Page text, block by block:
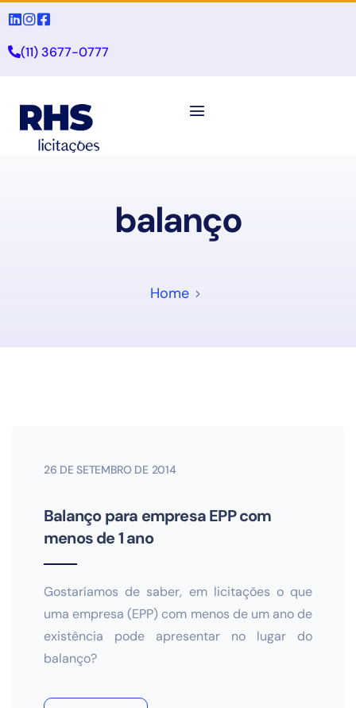
(11) 3677-0777
balanço
Home
26 DE SETEMBRO DE 2014
Balanço para empresa EPP com
menos de 1 ano
Gostaríamos de saber, em licitações o que
uma empresa (EPP) com menos de um ano de
existência pode apresentar no lugar do
balanço?